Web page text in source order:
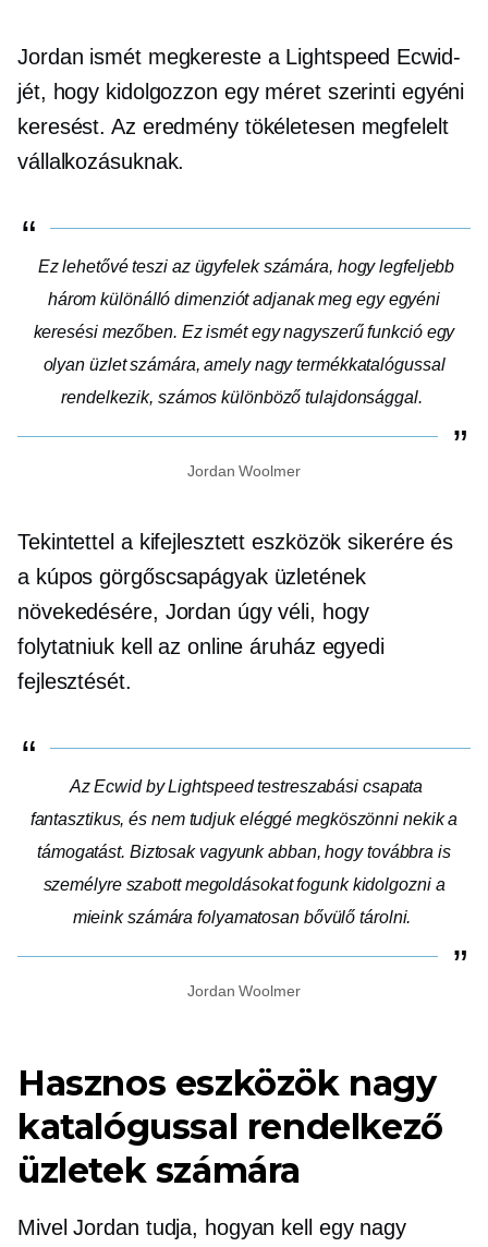
Jordan ismét megkereste a Lightspeed Ecwid-
jét, hogy kidolgozzon egy méret szerinti egyéni
keresést. Az eredmény tökéletesen megfelelt
vállalkozásuknak.
Ez lehetővé teszi az ügyfelek számára, hogy legfeljebb
három különálló dimenziót adjanak meg egy egyéni
keresési mezőben. Ez ismét egy nagyszerű funkció egy
olyan üzlet számára, amely nagy termékkatalógussal
rendelkezik, számos különböző tulajdonsággal.
Jordan Woolmer
Tekintettel a kifejlesztett eszközök sikerére és
a kúpos görgőscsapágyak üzletének
növekedésére, Jordan úgy véli, hogy
folytatniuk kell az online áruház egyedi
fejlesztését.
Az Ecwid by Lightspeed testreszabási csapata
fantasztikus, és nem tudjuk eléggé megköszönni nekik a
támogatást. Biztosak vagyunk abban, hogy továbbra is
személyre szabott megoldásokat fogunk kidolgozni a
mieink számárafolyamatosan bővülő tárolni.
Jordan Woolmer
Hasznos eszközök nagy
katalógussal rendelkező
üzletek számára
Mivel Jordan tudja, hogyan kell egy nagy